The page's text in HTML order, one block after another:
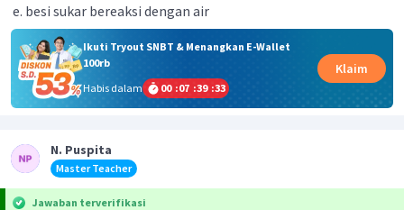
besi sukar bereaksi dengan air
Ikuti Tryout SNBT & Menangkan E-Wallet
100rb
Habis dalam
00 :07 :39 :33
Klaim
N. Puspita
Master Teacher
Jawaban terverifikasi